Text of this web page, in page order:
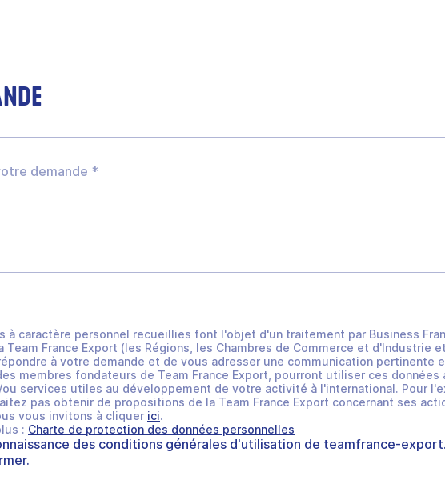
à caractère personnel recueillies font l'objet d'un traitement par Business
Team France Export (les Régions, les Chambres de Commerce et d'Industrie
à votre demande et de vous adresser une communication pertinente
membres fondateurs de Team France Export, pourront utiliser ces
services utiles au développement de votre activité à l'international. Pour
pas obtenir de propositions de la Team France Export concernant ses
vous invitons à cliquer ici.
: Charte de protection des données personnelles
des conditions générales d'utilisation de teamfrance-